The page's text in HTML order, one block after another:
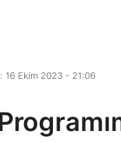
16 Ekim 2023 - 21:06